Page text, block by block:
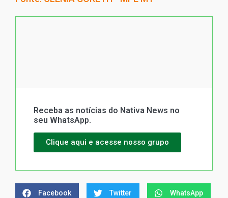
Receba as notícias do Nativa News no
seu WhatsApp.
Clique aqui e acesse nosso grupo
Facebook Twitter WhatsApp